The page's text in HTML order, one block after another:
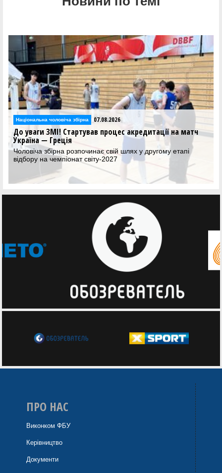
Національна чоловіча збірна 07.08.2026
До уваги ЗМІ! Стартував процес акредитації на матч
Україна — Греція
Чоловіча збірна розпочинає свій шлях у другому етапі
відбору на чемпіонат світу-2027
ПРО НАС
Виконком ФБУ
Керівництво
Документи